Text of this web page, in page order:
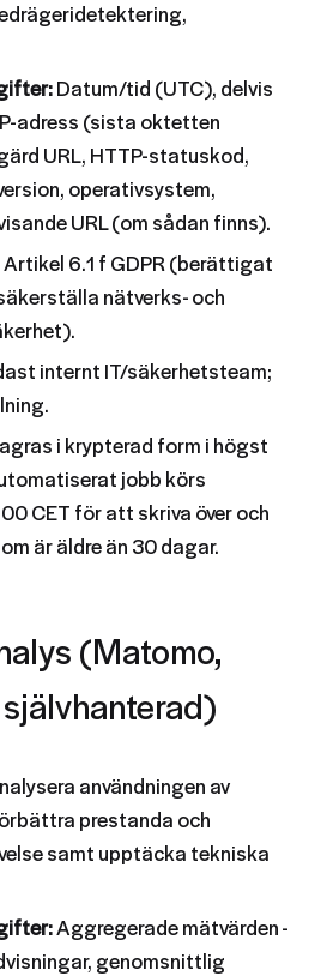
Datum/tid (UTC), delvis
adress (sista oktetten
URL, HTTP-statuskod,
operativsystem,
URL (om sådan finns).
Artikel 6.1 f GDPR (berättigat
nätverks- och
internt IT/säkerhetsteam;
i krypterad form i högst
jobb körs
CET för att skriva över och
är äldre än 30 dagar.
(Matomo,
användningen av
prestanda och
samt upptäcka tekniska
Aggregerade mätvärden -
genomsnittlig